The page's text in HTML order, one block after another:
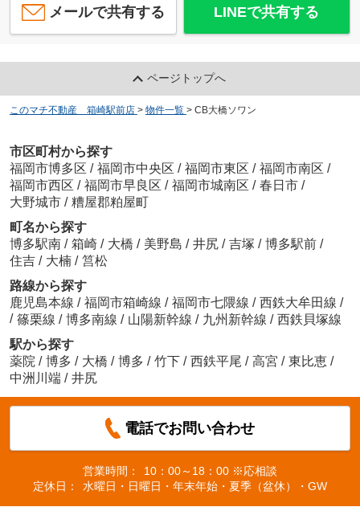
メールで共有する LINEで共有する
ページトップへ
このマチ不動産 箱崎駅前店 > 物件一覧 > CB大橋ソワン
市区町村から探す
福岡市博多区 / 福岡市中央区 / 福岡市東区 / 福岡市南区 /
福岡市西区 / 福岡市早良区 / 福岡市城南区 / 春日市 /
大野城市 / 糟屋郡粕屋町
町名から探す
博多駅南 / 箱崎 / 大橋 / 美野島 / 井尻 / 吉塚 / 博多駅前 /
住吉 / 大楠 / 筥松
路線から探す
鹿児島本線 / 福岡市箱崎線 / 福岡市七隈線 / 西鉄大牟田線 /
/ 篠栗線 / 博多南線 / 山陽新幹線 / 九州新幹線 / 西鉄貝塚線
駅から探す
薬院 / 博多 / 大橋 / 博多 / 竹下 / 西鉄平尾 / 高宮 / 東比恵 /
中洲川端 / 井尻
電話でお問い合わせ
営業時間：
10：00～18：00 ※応相談
定休日：
水曜日・日曜日・年末年始・夏季（盆休）・GW